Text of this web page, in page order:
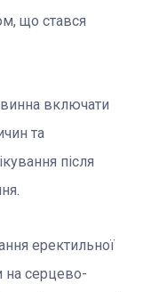
що стався
включати
та
після
еректильної
на серцево-